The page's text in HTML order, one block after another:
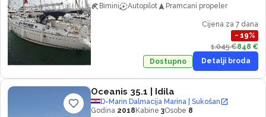
Bimini
Autopilot Pramcani propeler
Cijena za 7 dana
− 19%
1.045 €848 €
Dostupno
Detalji broda
Oceanis 35.1 | Idila
D-Marin Dalmacija Marina | Sukošan
Godina 2018 Kabine 3Osobe 8